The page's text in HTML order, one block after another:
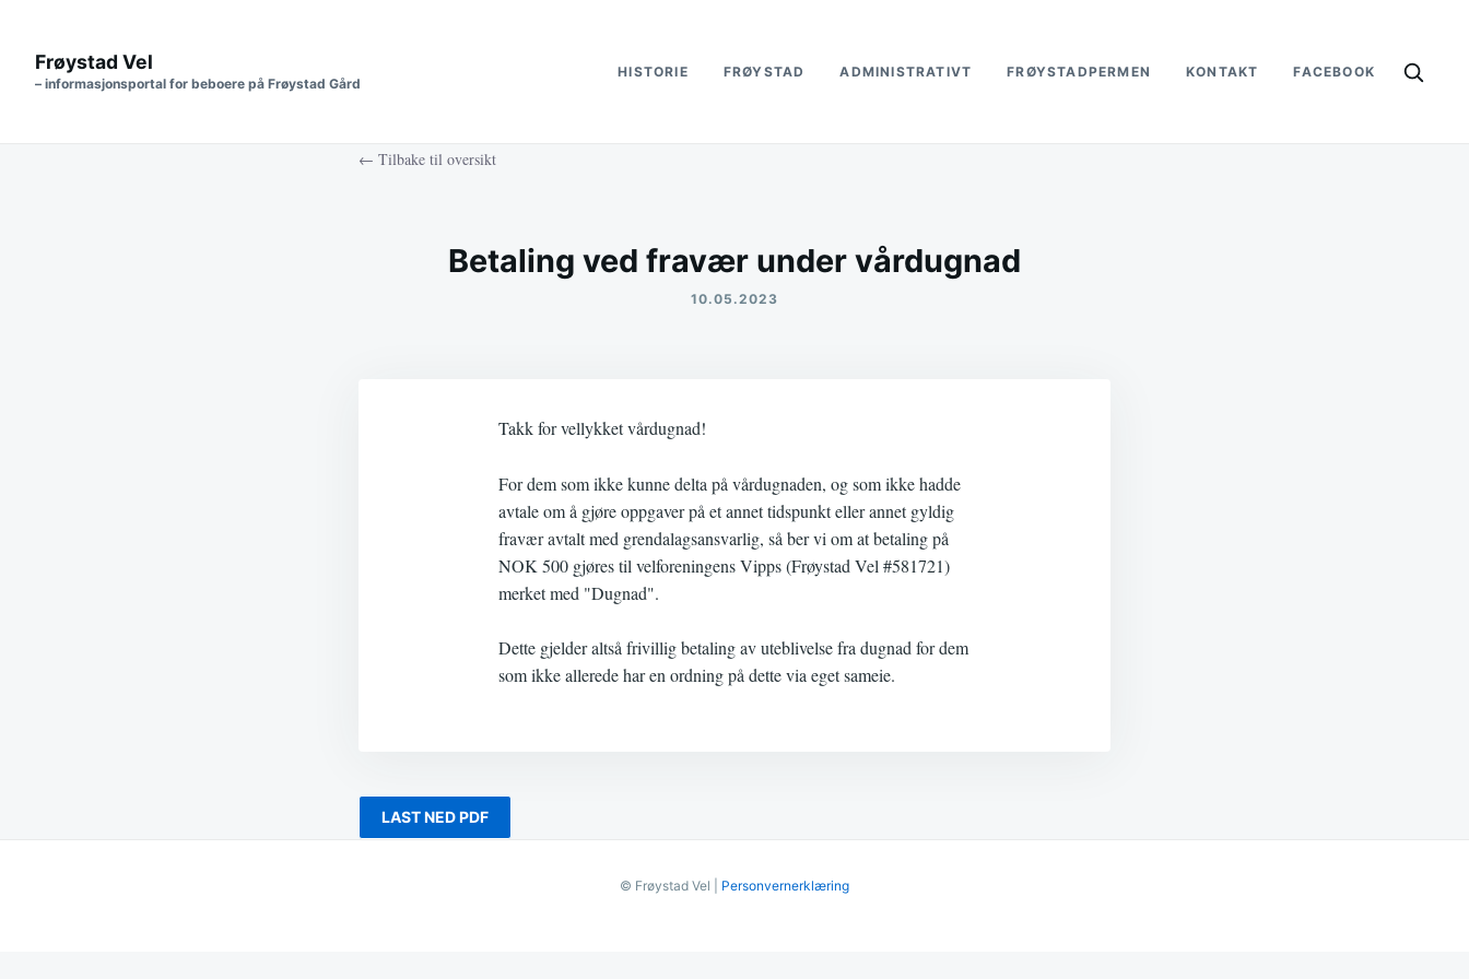
Frøystad Vel
– informasjonsportal for beboere på Frøystad Gård
HISTORIE FRØYSTAD ADMINISTRATIVT FRØYSTADPERMEN KONTAKT FACEBOOK
← Tilbake til oversikt
Betaling ved fravær under vårdugnad
10.05.2023
Takk for vellykket vårdugnad!
For dem som ikke kunne delta på vårdugnaden, og som ikke hadde
avtale om å gjøre oppgaver på et annet tidspunkt eller annet gyldig
fravær avtalt med grendalagsansvarlig, så ber vi om at betaling på
NOK 500 gjøres til velforeningens Vipps (Frøystad Vel #581721)
merket med "Dugnad".
Dette gjelder altså frivillig betaling av uteblivelse fra dugnad for dem
som ikke allerede har en ordning på dette via eget sameie.
LAST NED PDF
© Frøystad Vel | Personvernerklæring